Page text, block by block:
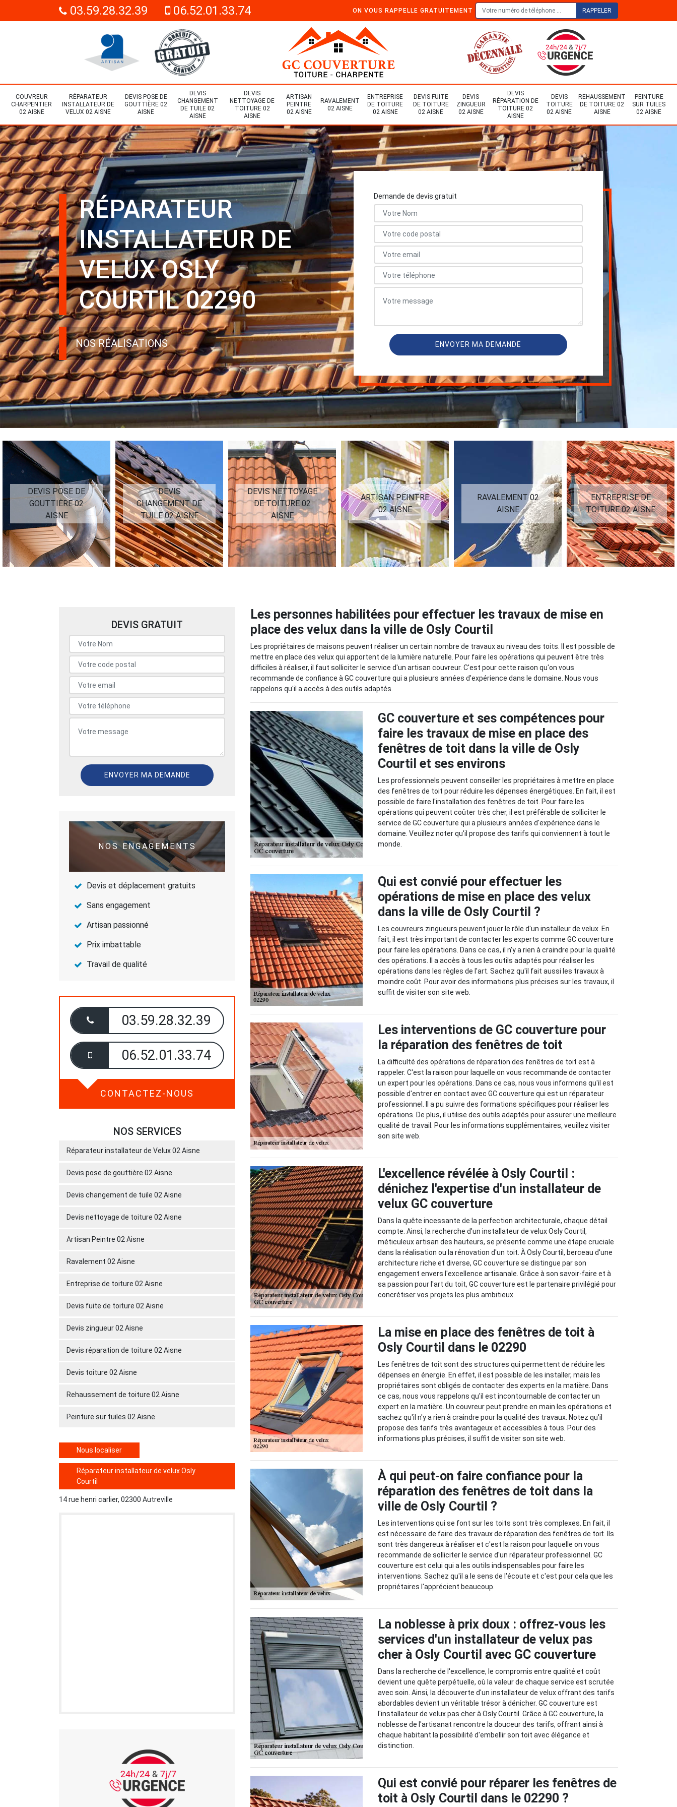
03.59.28.32.39 06.52.01.33.74 ON VOUS RAPPELLE GRATUITEMENT
COUVREUR
CHARPENTIER
02 AISNE
RÉPARATEUR
INSTALLATEUR DE
VELUX 02 AISNE
DEVIS POSE DE
GOUTTIÈRE 02
AISNE
DEVIS
CHANGEMENT
DE TUILE 02
AISNE
DEVIS
NETTOYAGE DE
TOITURE 02
AISNE
ARTISAN
PEINTRE
02 AISNE
RAVALEMENT
02 AISNE
ENTREPRISE
DE TOITURE
02 AISNE
DEVIS FUITE
DE TOITURE
02 AISNE
DEVIS
ZINGUEUR
02 AISNE
DEVIS
RÉPARATION DE
TOITURE 02
AISNE
DEVIS
TOITURE
02 AISNE
REHAUSSEMENT
DE TOITURE 02
AISNE
PEINTURE
SUR TUILES
02 AISNE
RÉPARATEUR
INSTALLATEUR DE
VELUX OSLY
COURTIL 02290
NOS RÉALISATIONS
Demande de devis gratuit
DEVIS POSE DE
GOUTTIÈRE 02
AISNE
DEVIS
CHANGEMENT DE
TUILE 02 AISNE
DEVIS NETTOYAGE
DE TOITURE 02
AISNE
ARTISAN PEINTRE
02 AISNE
RAVALEMENT 02
AISNE
ENTREPRISE DE
TOITURE 02 AISNE
DEVIS GRATUIT
NOS ENGAGEMENTS
Devis et déplacement gratuits
Sans engagement
Artisan passionné
Prix imbattable
Travail de qualité
03.59.28.32.39
06.52.01.33.74
CONTACTEZ-NOUS
NOS SERVICES
Réparateur installateur de Velux 02 Aisne
Devis pose de gouttière 02 Aisne
Devis changement de tuile 02 Aisne
Devis nettoyage de toiture 02 Aisne
Artisan Peintre 02 Aisne
Ravalement 02 Aisne
Entreprise de toiture 02 Aisne
Devis fuite de toiture 02 Aisne
Devis zingueur 02 Aisne
Devis réparation de toiture 02 Aisne
Devis toiture 02 Aisne
Rehaussement de toiture 02 Aisne
Peinture sur tuiles 02 Aisne
Nous localiser
Réparateur installateur de velux Osly
Courtil
14 rue henri carlier, 02300 Autreville
Les personnes habilitées pour effectuer les travaux de mise en
place des velux dans la ville de Osly Courtil
Les propriétaires de maisons peuvent réaliser un certain nombre de travaux au niveau des toits. Il est possible de
mettre en place des velux qui apportent de la lumière naturelle. Pour faire les opérations qui peuvent être très
difficiles à réaliser, il faut solliciter le service d'un artisan couvreur. C'est pour cette raison qu'on vous
recommande de confiance à GC couverture qui a plusieurs années d'expérience dans le domaine. Nous vous
rappelons qu'il a accès à des outils adaptés.
GC couverture et ses compétences pour
faire les travaux de mise en place des
fenêtres de toit dans la ville de Osly
Courtil et ses environs
Les professionnels peuvent conseiller les propriétaires à mettre en place
des fenêtres de toit pour réduire les dépenses énergétiques. En fait, il est
possible de faire l'installation des fenêtres de toit. Pour faire les
opérations qui peuvent coûter très cher, il est préférable de solliciter le
service de GC couverture qui a plusieurs années d'expérience dans le
domaine. Veuillez noter qu'il propose des tarifs qui conviennent à tout le
monde.
Qui est convié pour effectuer les
opérations de mise en place des velux
dans la ville de Osly Courtil ?
Les couvreurs zingueurs peuvent jouer le rôle d'un installeur de velux. En
fait, il est très important de contacter les experts comme GC couverture
pour faire les opérations. Dans ce cas, il n'y a rien à craindre pour la qualité
des opérations. Il a accès à tous les outils adaptés pour réaliser les
opérations dans les règles de l'art. Sachez qu'il fait aussi les travaux à
moindre coût. Pour avoir des informations plus précises sur les travaux, il
suffit de visiter son site web.
Les interventions de GC couverture pour
la réparation des fenêtres de toit
La difficulté des opérations de réparation des fenêtres de toit est à
rappeler. C'est la raison pour laquelle on vous recommande de contacter
un expert pour les opérations. Dans ce cas, nous vous informons qu'il est
possible d'entrer en contact avec GC couverture qui est un réparateur
professionnel. Il a pu suivre des formations spécifiques pour réaliser les
opérations. De plus, il utilise des outils adaptés pour assurer une meilleure
qualité de travail. Pour les informations supplémentaires, veuillez visiter
son site web.
L'excellence révélée à Osly Courtil :
dénichez l'expertise d'un installateur de
velux GC couverture
Dans la quête incessante de la perfection architecturale, chaque détail
compte. Ainsi, la recherche d'un installateur de velux Osly Courtil,
méticuleux artisan des hauteurs, se présente comme une étape cruciale
dans la réalisation ou la rénovation d'un toit. À Osly Courtil, berceau d'une
architecture riche et diverse, GC couverture se distingue par son
engagement envers l'excellence artisanale. Grâce à son savoir-faire et à
sa passion pour l'art du toit, GC couverture est le partenaire privilégié pour
concrétiser vos projets les plus ambitieux.
La mise en place des fenêtres de toit à
Osly Courtil dans le 02290
Les fenêtres de toit sont des structures qui permettent de réduire les
dépenses en énergie. En effet, il est possible de les installer, mais les
propriétaires sont obligés de contacter des experts en la matière. Dans
ce cas, nous vous rappelons qu'il est incontournable de contacter un
expert en la matière. Un couvreur peut prendre en main les opérations et
sachez qu'il n'y a rien à craindre pour la qualité des travaux. Notez qu'il
propose des tarifs très avantageux et accessibles à tous. Pour des
informations plus précises, il suffit de visiter son site web.
À qui peut-on faire confiance pour la
réparation des fenêtres de toit dans la
ville de Osly Courtil ?
Les interventions qui se font sur les toits sont très complexes. En fait, il
est nécessaire de faire des travaux de réparation des fenêtres de toit. Ils
sont très dangereux à réaliser et c'est la raison pour laquelle on vous
recommande de solliciter le service d'un réparateur professionnel. GC
couverture est celui qui a les outils indispensables pour faire les
interventions. Sachez qu'il a le sens de l'écoute et c'est pour cela que les
propriétaires l'apprécient beaucoup.
La noblesse à prix doux : offrez-vous les
services d'un installateur de velux pas
cher à Osly Courtil avec GC couverture
Dans la recherche de l'excellence, le compromis entre qualité et coût
devient une quête perpétuelle, où la valeur de chaque service est scrutée
avec soin. Ainsi, la découverte d'un installateur de velux offrant des tarifs
abordables devient un véritable trésor à dénicher. GC couverture est
l'installateur de velux pas cher à Osly Courtil. Grâce à GC couverture, la
noblesse de l'artisanat rencontre la douceur des tarifs, offrant ainsi à
chaque habitant la possibilité d'embellir son toit avec élégance et
distinction.
Qui est convié pour réparer les fenêtres de
toit à Osly Courtil dans le 02290 ?